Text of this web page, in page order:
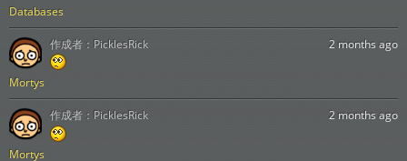
Databases
Mortys
2 months ago
作成者： PicklesRick
Mortys
2 months ago
作成者： PicklesRick